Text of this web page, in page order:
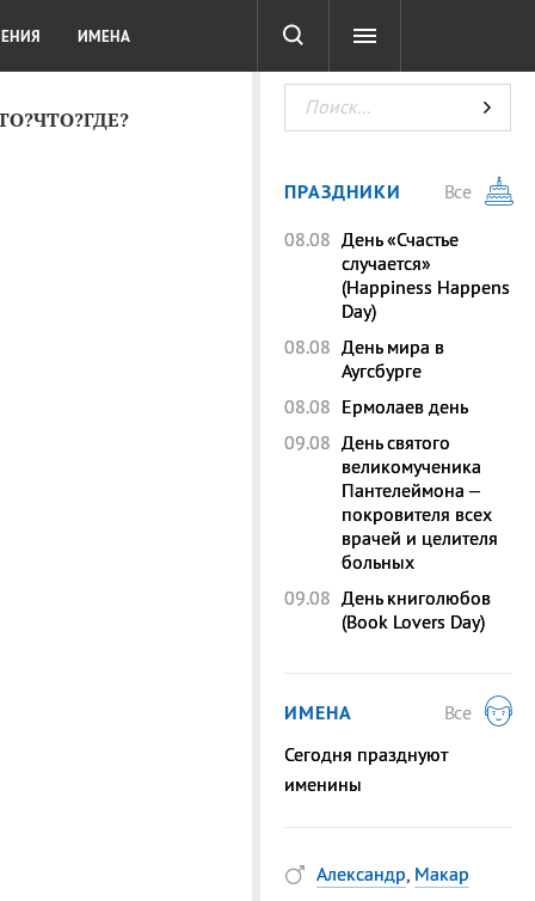
ТЕСТЫ
ИМЕНА
ПРАЗДНИКИ
Все
08.08 День «Счастье
случается»
(Happiness Happens
Day)
08.08 День мира в
Аугсбурге
08.08 Ермолаев день
09.08 День святого
великомученика
Пантелеймона –
покровителя всех
врачей и целителя
больных
09.08 День книголюбов
(Book Lovers Day)
ИМЕНА
Все
Сегодня празднуют
именины
Александр, Макар